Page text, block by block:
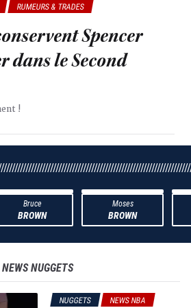
RUMEURS & TRADES
Spencer
dans le Second
!
Bruce
BROWN
Moses
BROWN
NEWSNUGGETS
NUGGETS
NEWS NBA